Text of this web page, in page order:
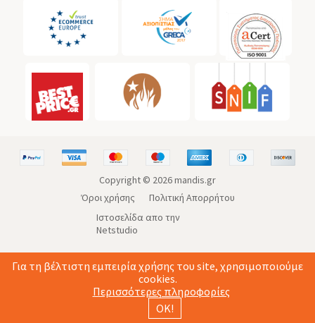
Copyright © 2026mandis.gr
Όροι χρήσης
Πολιτική Απορρήτου
Ιστοσελίδα απο την
Netstudio
Για τη βέλτιστη εμπειρία χρήσης του site, χρησιμοποιούμε
cookies.
Περισσότερες πληροφορίες
ΟΚ!